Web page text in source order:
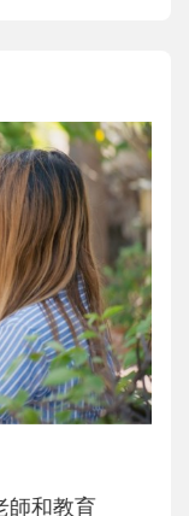
懂父親的
總是在一次
子一起長
到獨立自
成。爸爸
個重要的